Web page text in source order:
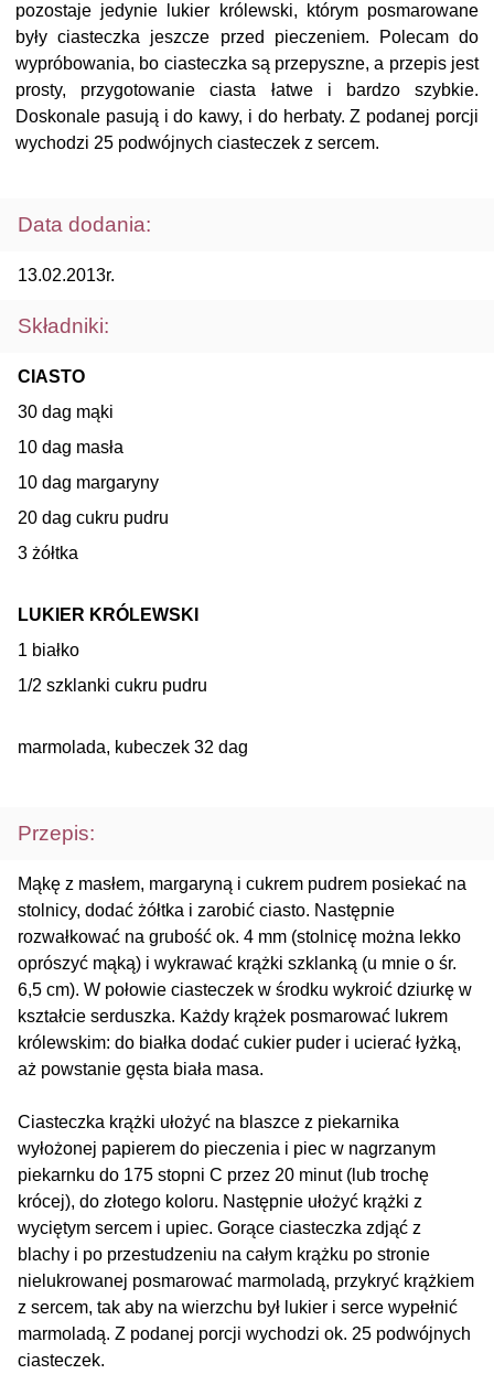
pozostaje jedynie lukier królewski, którym posmarowane
były ciasteczka jeszcze przed pieczeniem. Polecam do
wypróbowania, bo ciasteczka są przepyszne, a przepis jest
prosty, przygotowanie ciasta łatwe i bardzo szybkie.
Doskonale pasują i do kawy, i do herbaty. Z podanej porcji
wychodzi 25 podwójnych ciasteczek z sercem.
Data dodania:
13.02.2013r.
Składniki:
CIASTO
30 dag mąki
10 dag masła
10 dag margaryny
20 dag cukru pudru
3 żółtka
LUKIER KRÓLEWSKI
1 białko
1/2 szklanki cukru pudru
marmolada, kubeczek 32 dag
Przepis:
Mąkę z masłem, margaryną i cukrem pudrem posiekać na
stolnicy, dodać żółtka i zarobić ciasto. Następnie
rozwałkować na grubość ok. 4 mm (stolnicę można lekko
oprószyć mąką) i wykrawać krążki szklanką (u mnie o śr.
6,5 cm). W połowie ciasteczek w środku wykroić dziurkę w
kształcie serduszka. Każdy krążek posmarować lukrem
królewskim: do białka dodać cukier puder i ucierać łyżką,
aż powstanie gęsta biała masa.
Ciasteczka krążki ułożyć na blaszce z piekarnika
wyłożonej papierem do pieczenia i piec w nagrzanym
piekarnku do 175 stopni C przez 20 minut (lub trochę
krócej), do złotego koloru. Następnie ułożyć krążki z
wyciętym sercem i upiec. Gorące ciasteczka zdjąć z
blachy i po przestudzeniu na całym krążku po stronie
nielukrowanej posmarować marmoladą, przykryć krążkiem
z sercem, tak aby na wierzchu był lukier i serce wypełnić
marmoladą. Z podanej porcji wychodzi ok. 25 podwójnych
ciasteczek.